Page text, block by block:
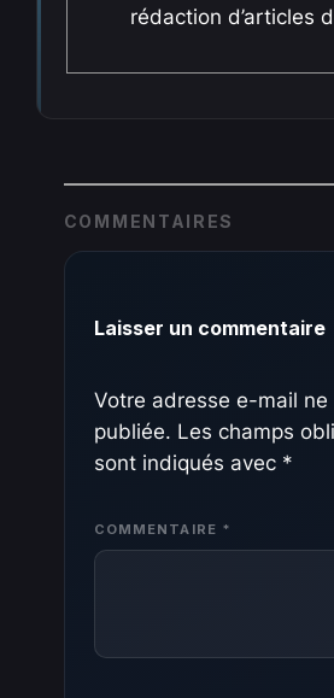
rédaction d’articles
COMMENTAIRES
Laisser un commentaire
Votre adresse e-mail ne
publiée. Les champs
sont indiqués avec *
COMMENTAIRE *